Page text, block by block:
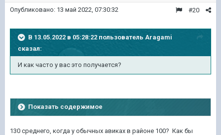
#20
Опубликовано: 13 май 2022, 07:30:32
В 13.05.2022 в 05:28:22 пользователь Aragami
сказал:
И как часто у вас это получается?
Показать содержимое
130 среднего, когда у обычных авиках в районе 100? Как бы